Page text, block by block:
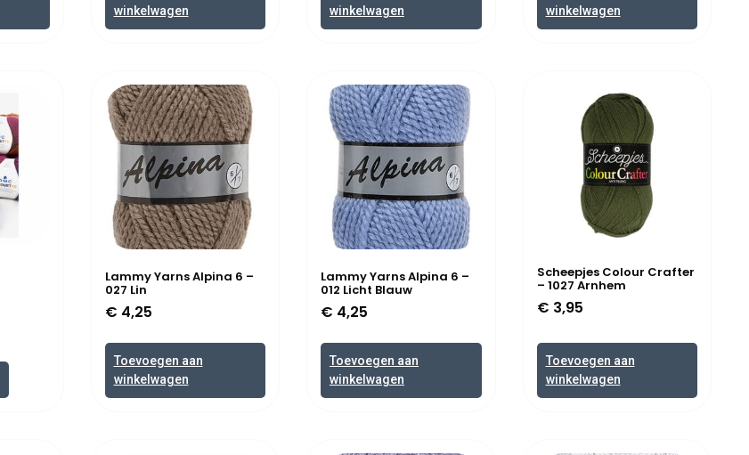
winkelwagen
winkelwagen
winkelwagen
Lammy Yarns Alpina 6 –
027 Lin
€ 4,25
Toevoegen aan
winkelwagen
Lammy Yarns Alpina 6 –
012 Licht Blauw
€ 4,25
Toevoegen aan
winkelwagen
Scheepjes Colour Crafter
– 1027 Arnhem
€ 3,95
Toevoegen aan
winkelwagen